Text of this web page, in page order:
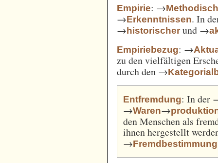
Empirie: →
→Erkenntnissen. In
→historischer und →
Empiriebezug: →
zu den vielfältigen
durch den →
Entfremdung: In der
→Waren→
den Menschen als
ihnen hergestellt
→Fremdbestimmung